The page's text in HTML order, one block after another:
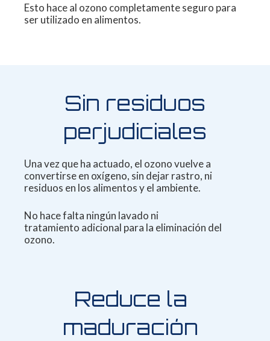
Esto hace al ozono completamente seguro para
ser utilizado en alimentos.
Sin residuos
perjudiciales
Una vez que ha actuado, el ozono vuelve a
convertirseen oxígeno, sin dejar rastro, ni
residuos en los alimentos y el ambiente.
No hace falta ningún lavado ni
tratamiento adicional para la eliminación del
ozono.
Reduce la
maduración